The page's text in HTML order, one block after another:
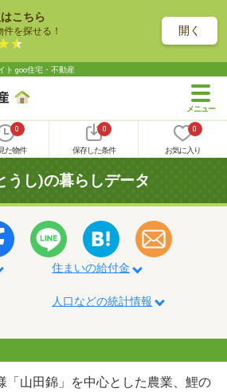
こちら
を探せる！ 開く
ト goo住宅・不動産
0
た物件
0
保存した条件
0
お気に入り
うし)の暮らしデータ
住まいの給付金
人口などの統計情報
「山田錦」を中心とした農業、鯉の